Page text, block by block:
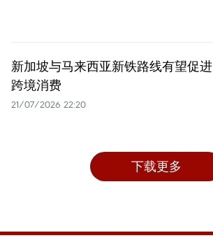
新加坡与马来西亚新铁路线有望促进
跨境消费
21/07/2026 22:20
下载更多